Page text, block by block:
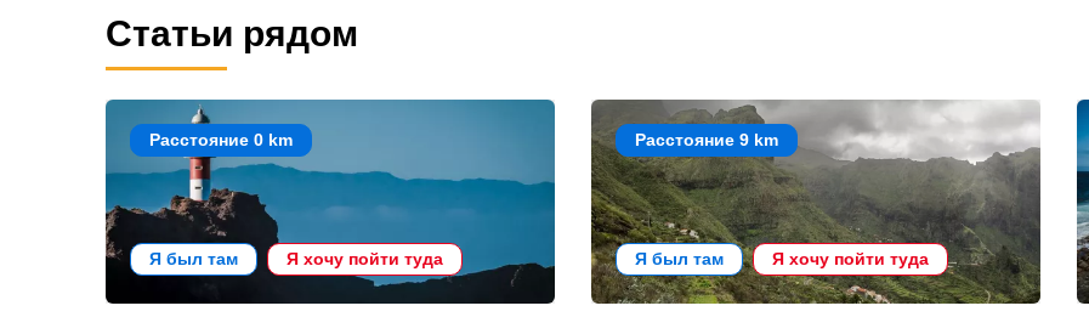
Статьи рядом
Расстояние 0 km
Я был там Я хочу пойти туда
Расстояние 9 km
Я был там Я хочу пойти туда